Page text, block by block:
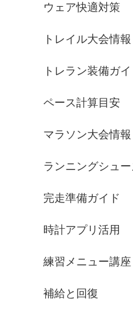
ウェア快適対策
トレイル大会情報
トレラン装備ガイ
ペース計算目安
マラソン大会情報
ランニングシュ
完走準備ガイド
時計アプリ活用
練習メニュー講座
補給と回復